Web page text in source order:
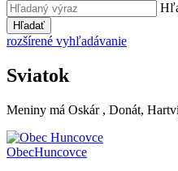
Hľadať
rozšírené vyhľadávanie
Sviatok
Meniny má Oskár , Donát,
ObecHuncovce